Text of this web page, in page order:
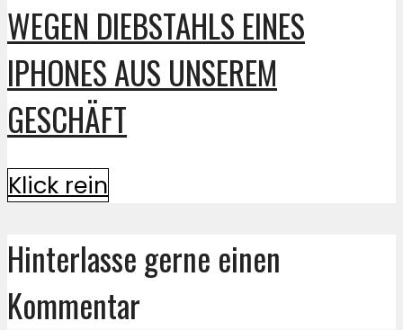
WEGEN DIEBSTAHLS EINES
IPHONES AUS UNSEREM
GESCHÄFT
Klick rein
Hinterlasse gerne einen
Kommentar